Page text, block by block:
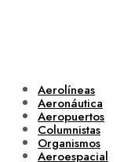
Aerolíneas
Aeronáutica
Aeropuertos
Columnistas
Organismos
Aeroespacial